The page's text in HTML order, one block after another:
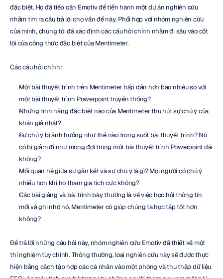
đặc biệt. Họ đã tiếp cận Emotiv để tiến hành một dự án nghiên cứu
nhằm tìm ra câu trả lời cho vấn đề này. Phối hợp với nhóm nghiên cứu
của mình, chúng tôi đã xác định các câu hỏi chính nhằm đi sâu vào cốt
lõi của công thức đặc biệt của Mentimeter.
Các câu hỏi chính:
Một bài thuyết trình trên Mentimeter hấp dẫn hơn bao nhiêu so với
một bài thuyết trình Powerpoint truyền thống?
Những tính năng đặc biệt nào của Mentimeter thu hút sự chú ý của
khán giả nhất?
Sự chú ý bị ảnh hưởng như thế nào trong suốt bài thuyết trình? Nó
có bị giảm đi như mong đợi trong một bài thuyết trình Powerpoint dài
không?
Mối quan hệ giữa sự gắn kết và sự chú ý là gì? Mọi người có chú ý
nhiều hơn khi họ tham gia tích cực không?
Các bài giảng và bài trình bày thường là về việc học hỏi thông tin
mới và ghi nhớ nó. Mentimeter có giúp chúng ta học tập tốt hơn
không?
Để trả lời những câu hỏi này, nhóm nghiên cứu Emotiv đã thiết kế một
thí nghiệm tùy chỉnh. Thông thường, loại nghiên cứu này sẽ được thực
hiện bằng cách tập hợp các cá nhân vào một phòng và thu thập dữ liệu